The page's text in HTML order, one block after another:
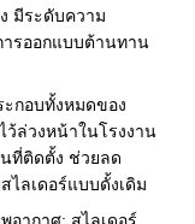
มีระดับความ
รออกแบบต้านทาน
กอบทั้งหมดของ
ว้ล่วงหน้าในโรงงาน
ที่ติดตั้ง ช่วยลด
ไลเดอร์แบบดั้งเดิม